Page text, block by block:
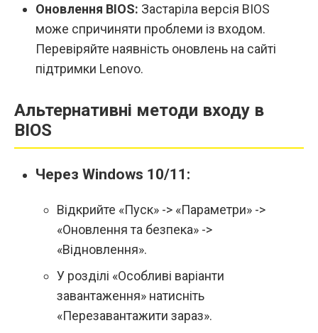
Оновлення BIOS: Застаріла версія BIOS
може спричиняти проблеми із входом.
Перевіряйте наявність оновлень на сайті
підтримки Lenovo.
Альтернативні методи входу в
BIOS
Через Windows 10/11:
Відкрийте «Пуск» -> «Параметри» ->
«Оновлення та безпека» ->
«Відновлення».
У розділі «Особливі варіанти
завантаження» натисніть
«Перезавантажити зараз».